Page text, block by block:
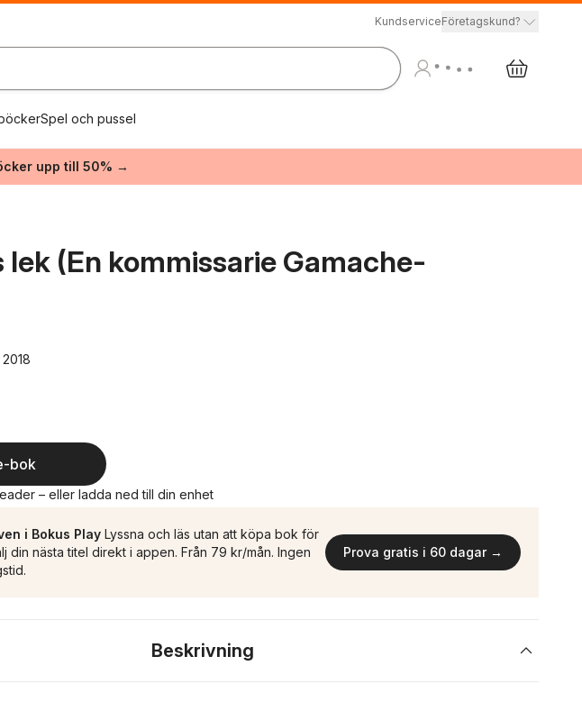
KundserviceFöretagskund?
Spel och pussel
upp till 50% →
lek (En kommissarie Gamache-
2018
antal röster:
bok
– eller ladda ned till din enhet
i Bokus Play Lyssna och läs utan att köpa bok för
din nästa titel direkt i appen. Från 79 kr/mån. Ingen
Prova gratis i 60 dagar →
Beskrivning